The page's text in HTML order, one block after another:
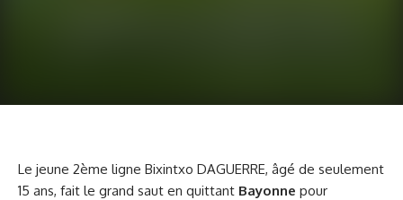
Le jeune 2ème ligne Bixintxo DAGUERRE, âgé de seulement
15 ans, fait le grand saut en quittant Bayonne pour